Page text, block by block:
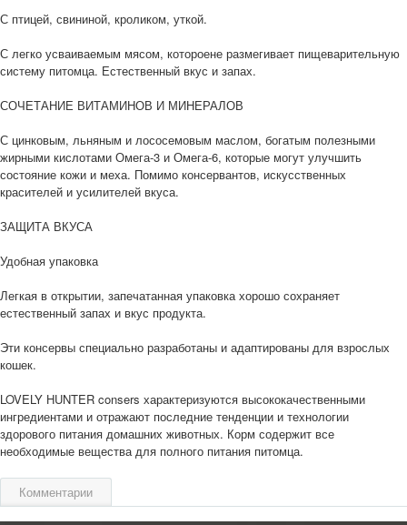
С птицей, свининой, кроликом, уткой.
С легко усваиваемым мясом, котороене размегивает пищеварительную
систему питомца. Естественный вкус и запах.
СОЧЕТАНИЕ ВИТАМИНОВ И МИНЕРАЛОВ
С цинковым, льняным и лососемовым маслом, богатым полезными
жирными кислотами Омега-3 и Омега-6, которые могут улучшить
состояние кожи и меха. Помимо консервантов, искусственных
красителей и усилителей вкуса.
ЗАЩИТА ВКУСА
Удобная упаковка
Легкая в открытии, запечатанная упаковка хорошо сохраняет
естественный запах и вкус продукта.
Эти консервы специально разработаны и адаптированы для взрослых
кошек.
LOVELY HUNTER consers характеризуются высококачественными
ингредиентами и отражают последние тенденции и технологии
здорового питания домашних животных. Корм содержит все
необходимые вещества для полного питания питомца.
Комментарии